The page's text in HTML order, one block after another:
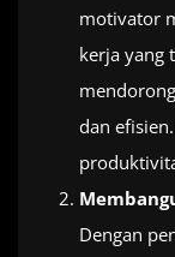
motivator
kerja yang
dan
Dengan